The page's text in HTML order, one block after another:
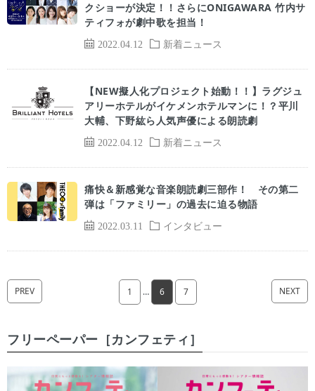
2022.04.12 新着ニュース
クショーが決定！！さらにONIGAWARA 竹内サ
ティフォが劇中歌を担当！
2022.04.12 新着ニュース
【NEW擬⼈化プロジェクト始動！！】ラグジュ
アリーホテルがイケメンホテルマンに！？平川
⼤輔、下野紘ら⼈気声優による朗読劇
2022.03.11 インタビュー
痛快＆新感覚な音楽朗読劇三部作！ その第二
弾は「ファミリー」の過去に迫る物語
PREV 1 … 6 7 NEXT
フリーペーパー［カンフェティ］